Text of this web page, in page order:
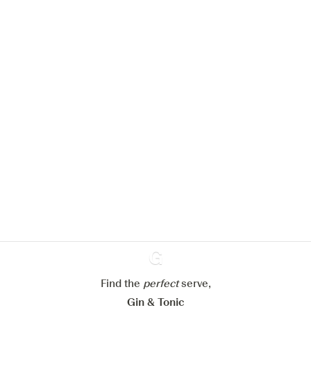
Ginventory
Find the perfectserve,
Gin & Tonic
Mijn cookie-instellingen aanpassen
Alles weigeren Alles aanvaarden